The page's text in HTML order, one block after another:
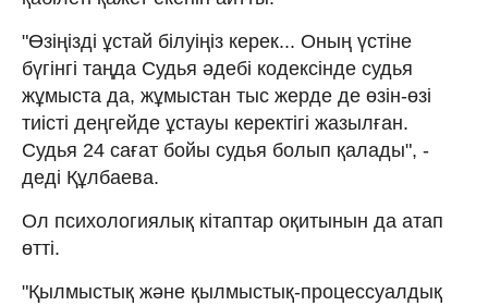
"Өзіңізді ұстай білуіңіз керек... Оның үстіне
бүгінгі таңда Судья әдебі кодексінде судья
жұмыста да, жұмыстан тыс жерде де өзін-өзі
тиісті деңгейде ұстауы керектігі жазылған.
Судья 24 сағат бойы судья болып қалады", -
деді Құлбаева.
Ол психологиялық кітаптар оқитынын да атап
өтті.
"Қылмыстық және қылмыстық-процессуалдық